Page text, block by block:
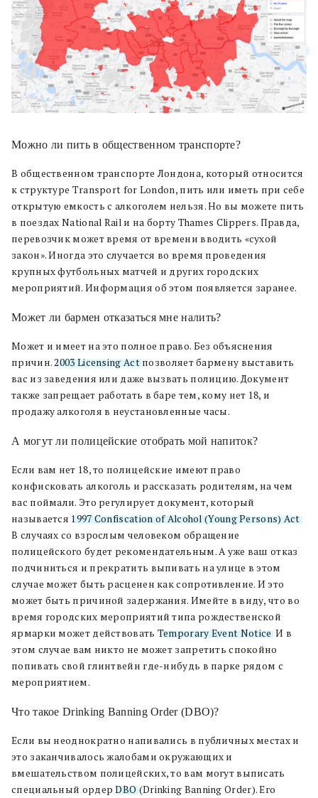
Можно ли пить в общественном транспорте?
В общественном транспорте Лондона, который относится
к структуре Transport for London, пить или иметь при себе
открытую емкость с алкоголем нельзя. Но вы можете пить
в поездах National Rail и на борту Thames Clippers. Правда,
перевозчик может время от времени вводить «сухой
закон». Иногда это случается во время проведения
крупных футбольных матчей и других городских
мероприятий. Информация об этом появляется заранее.
Может ли бармен отказаться мне налить?
Может и имеет на это полное право. Без объяснения
причин.2003 Licensing Actпозволяет бармену выставить
вас из заведения или даже вызвать полицию. Документ
также запрещает работать в баре тем, кому нет 18, и
продажу алкоголя в неустановленные часы.
А могут ли полицейские отобрать мой напиток?
Если вам нет 18, то полицейские имеют право
конфисковать алкоголь и рассказать родителям, на чем
вас поймали. Это регулирует документ, который
называется 1997 Confiscation of Alcohol (Young Persons) Act.
В случаях со взрослым человеком обращение
полицейского будет рекомендательным. А уже ваш отказ
подчиниться и прекратить выпивать на улице в этом
случае может быть расценен как сопротивление. И это
может быть причиной задержания. Имейте в виду, что во
время городских мероприятий типа рождественской
ярмарки может действовать Temporary Event Notice. И в
этом случае вам никто не может запретить спокойно
попивать свой глинтвейн где-нибудь в парке рядом с
мероприятием.
Что такое Drinking Banning Order (DBO)?
Если вы неоднократно напивались в публичных местах и
это заканчивалось жалобами окружающих и
вмешательством полицейских, то вам могут выписать
специальный ордерDBO(Drinking Banning Order). Его